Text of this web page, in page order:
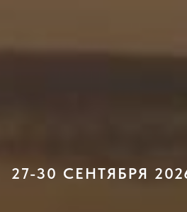
27-30 СЕНТЯБРЯ